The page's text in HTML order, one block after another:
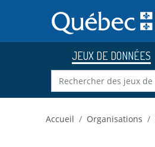
au
contenu
JEUX DE DONNÉES
Accueil Organisations